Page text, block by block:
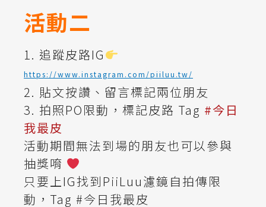
活動二
1. 追蹤皮路IG
https://www.instagram.com/piiluu.tw/
2. 貼文按讚、留言標記兩位朋友
3. 拍照PO限動，標記皮路 Tag #今日
我最皮
活動期間無法到場的朋友也可以參與
抽獎唷
只要上IG找到PiiLuu濾鏡自拍傳限
動，Tag #今日我最皮